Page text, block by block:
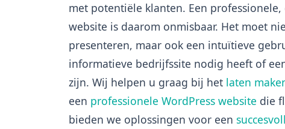
met potentiële klanten. Een
website is daarom onmisbaar. Het moet
presenteren, maar ook een intuïtieve
informatieve bedrijfssite nodig heeft of
zijn. Wij helpen u graag bij het laten
een professionele WordPress website die
bieden we oplossingen voor een